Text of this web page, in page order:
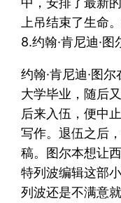
上吊结束了生命
8.约翰·肯尼迪·
约翰·肯尼迪·图
大学毕业，随后
后来入伍，便中
写作。退伍之后
稿。图尔本想让
特列波编辑这部
列波还是不满意